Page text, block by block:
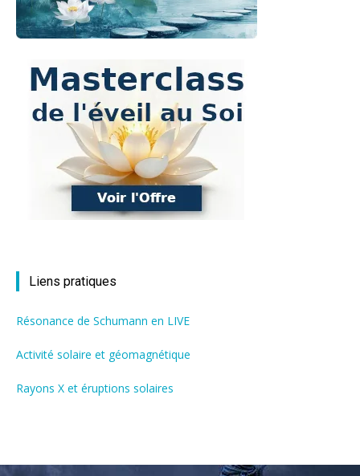
Liens pratiques
Résonance de Schumann en LIVE
Activité solaire et géomagnétique
Rayons X et éruptions solaires